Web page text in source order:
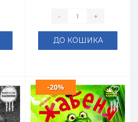
- +
ДО КОШИКА
-20%